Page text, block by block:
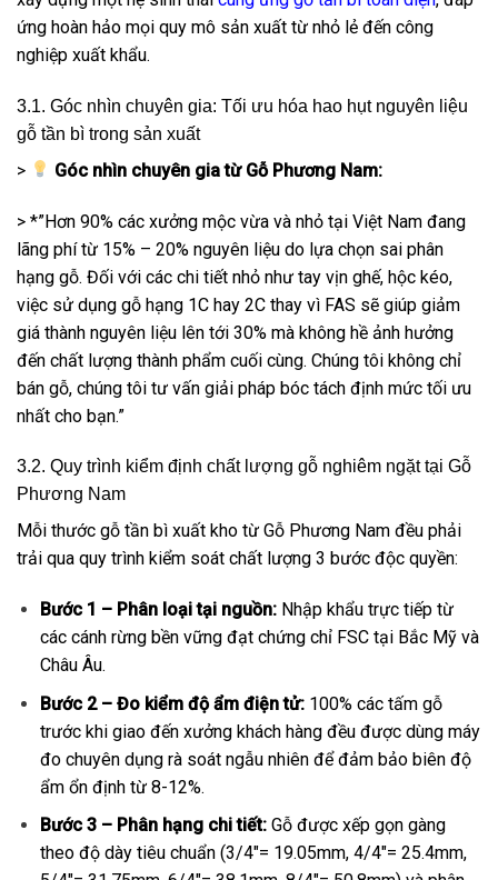
ứng hoàn hảo mọi quy mô sản xuất từ nhỏ lẻ đến công
nghiệp xuất khẩu.
3.1. Góc nhìn chuyên gia: Tối ưu hóa hao hụt nguyên liệu
gỗ tần bì trong sản xuất
> Góc nhìn chuyên gia từ Gỗ Phương Nam:
> *”Hơn 90% các xưởng mộc vừa và nhỏ tại Việt Nam đang
lãng phí từ 15% – 20% nguyên liệu do lựa chọn sai phân
hạng gỗ. Đối với các chi tiết nhỏ như tay vịn ghế, hộc kéo,
việc sử dụng gỗ hạng 1C hay 2C thay vì FAS sẽ giúp giảm
giá thành nguyên liệu lên tới 30% mà không hề ảnh hưởng
đến chất lượng thành phẩm cuối cùng. Chúng tôi không chỉ
bán gỗ, chúng tôi tư vấn giải pháp bóc tách định mức tối ưu
nhất cho bạn.”
3.2. Quy trình kiểm định chất lượng gỗ nghiêm ngặt tại Gỗ
Phương Nam
Mỗi thước gỗ tần bì xuất kho từ Gỗ Phương Nam đều phải
trải qua quy trình kiểm soát chất lượng 3 bước độc quyền:
Bước 1 – Phân loại tại nguồn:Nhập khẩu trực tiếp từ
các cánh rừng bền vững đạt chứng chỉ FSC tại Bắc Mỹ và
Châu Âu.
Bước 2 – Đo kiểm độ ẩm điện tử:100% các tấm gỗ
trước khi giao đến xưởng khách hàng đều được dùng máy
đo chuyên dụng rà soát ngẫu nhiên để đảm bảo biên độ
ẩm ổn định từ 8-12%.
Bước 3 – Phân hạng chi tiết:Gỗ được xếp gọn gàng
theo độ dày tiêu chuẩn (3/4″= 19.05mm, 4/4″= 25.4mm,